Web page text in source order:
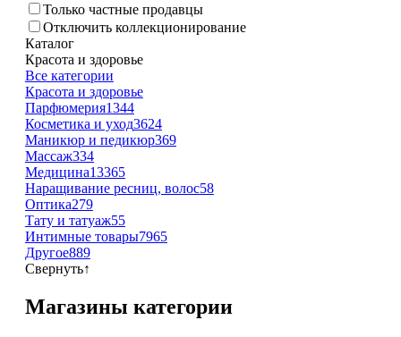
Только частные продавцы
Отключить коллекционирование
Каталог
Красота и здоровье
Все категории
Красота и здоровье
Парфюмерия1344
Косметика и уход3624
Маникюр и педикюр369
Массаж334
Медицина13365
Наращивание ресниц, волос58
Оптика279
Тату и татуаж55
Интимные товары7965
Другое889
Свернуть↑
Магазины категории